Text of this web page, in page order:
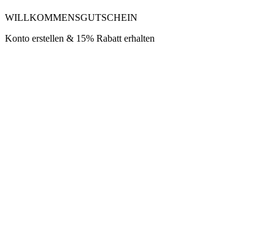
WILLKOMMENSGUTSCHEIN
Konto erstellen & 15% Rabatt erhalten